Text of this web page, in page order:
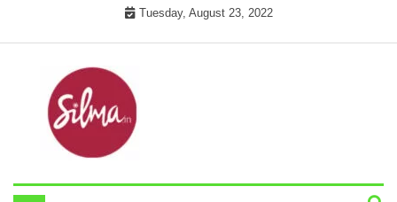
Tuesday, August 23, 2022
Silma.in